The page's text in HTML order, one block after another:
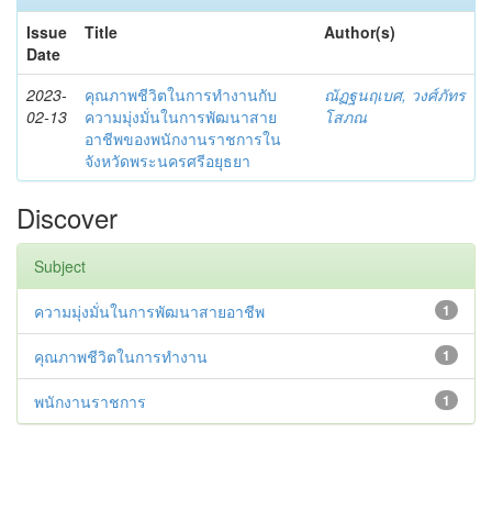
Issue
Date
Title Author(s)
2023-
02-13
คุณภาพชีวิตในการทำงานกับ
ความมุ่งมั่นในการพัฒนาสาย
อาชีพของพนักงานราชการใน
จังหวัดพระนครศรีอยุธยา
ณัฏฐนฤเบศ, วงศ์ภัทร
โสภณ
Discover
Subject
1
ความมุ่งมั่นในการพัฒนาสายอาชีพ
1
คุณภาพชีวิตในการทำงาน
1
พนักงานราชการ